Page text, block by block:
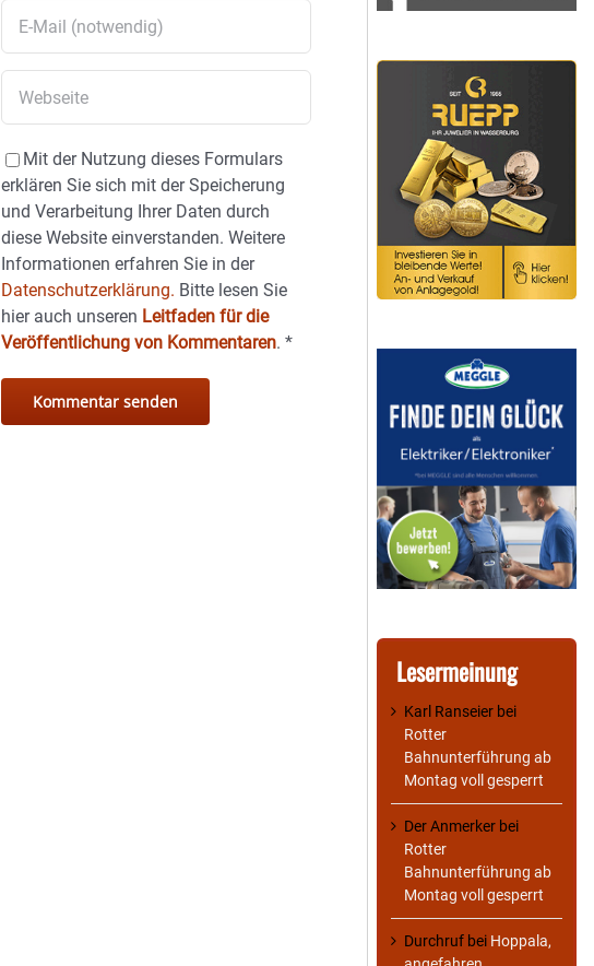
Mit der Nutzung dieses Formulars
erklären Sie sich mit der Speicherung
und Verarbeitung Ihrer Daten durch
diese Website einverstanden. Weitere
Informationen erfahren Sie in der
Datenschutzerklärung. Bitte lesen Sie
hier auch unseren Leitfaden für die
Veröffentlichung von Kommentaren.*
Lesermeinung
Karl Ranseier bei
Rotter
Bahnunterführung ab
Montag voll gesperrt
Der Anmerker bei
Rotter
Bahnunterführung ab
Montag voll gesperrt
Durchruf bei Hoppala,